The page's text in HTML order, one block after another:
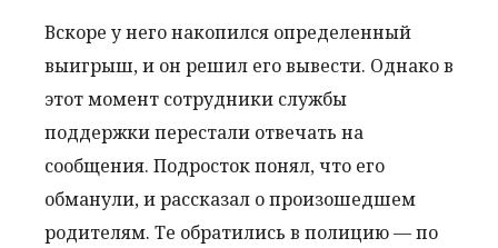
Вскоре у него накопился определенный
выигрыш, и он решил его вывести. Однако в
этот момент сотрудники службы
поддержки перестали отвечать на
сообщения. Подросток понял, что его
обманули, и рассказал о произошедшем
родителям. Те обратились в полицию — по